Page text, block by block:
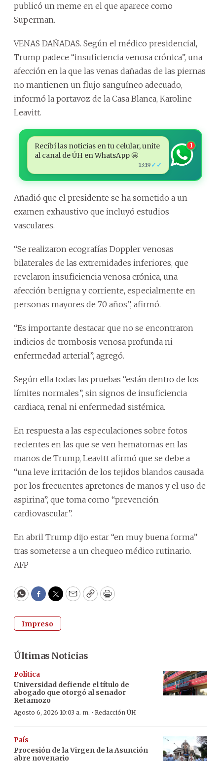
publicó un meme en el que aparece como
Superman.
VENAS DAÑADAS. Según el médico presidencial,
Trump padece “insuficiencia venosa crónica”, una
afección en la que las venas dañadas de las piernas
no mantienen un flujo sanguíneo adecuado,
informó la portavoz de la Casa Blanca, Karoline
Leavitt.
Recibí las noticias en tu celular, unite
al canal de ÚH en WhatsApp 🤩
13:19 ✓✓
1
Añadió que el presidente se ha sometido a un
examen exhaustivo que incluyó estudios
vasculares.
“Se realizaron ecografías Doppler venosas
bilaterales de las extremidades inferiores, que
revelaron insuficiencia venosa crónica, una
afección benigna y corriente, especialmente en
personas mayores de 70 años”, afirmó.
“Es importante destacar que no se encontraron
indicios de trombosis venosa profunda ni
enfermedad arterial”, agregó.
Según ella todas las pruebas “están dentro de los
límites normales”, sin signos de insuficiencia
cardiaca, renal ni enfermedad sistémica.
En respuesta a las especulaciones sobre fotos
recientes en las que se ven hematomas en las
manos de Trump, Leavitt afirmó que se debe a
“una leve irritación de los tejidos blandos causada
por los frecuentes apretones de manos y el uso de
aspirina”, que toma como “prevención
cardiovascular”.
En abril Trump dijo estar “en muy buena forma”
tras someterse a un chequeo médico rutinario.
AFP
WhatsApp
Facebook
Twitter
EmailCopyPrint
Impreso
Últimas Noticias
Política
Universidad defiende el título de
abogado que otorgó al senador
Retamozo
Agosto 6, 2026 10:03 a. m. · Redacción ÚH
País
Procesión de la Virgen de la Asunción
abre novenario